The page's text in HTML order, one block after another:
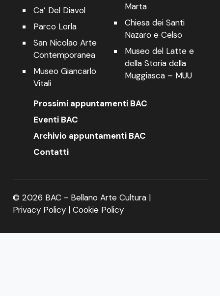
Ca’ Del Diavol
Parco Lorla
San Nicolao Arte
Contemporanea
Museo Giancarlo
Vitali
Marta
Chiesa dei Santi
Nazaro e Celso
Museo del Latte e
della Storia della
Muggiasca – MUU
Prossimi appuntamenti BAC
Eventi BAC
Archivio appuntamenti BAC
Contatti
© 2026 BAC - Bellano Arte Cultura |
Privacy Policy| Cookie Policy